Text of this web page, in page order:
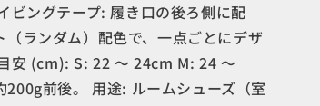
ビングテープ: 履き口の後ろ側に配
ランダム）配色で、一点ごとにデザ
安 (cm): S: 22 〜 24cm M: 24 〜
前後。 用途: ルームシューズ（室